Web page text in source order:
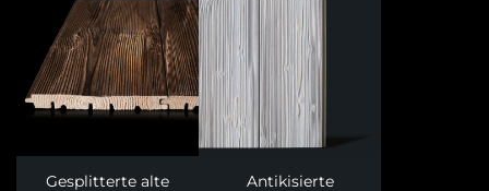
Gesplitterte alte
Antikisierte